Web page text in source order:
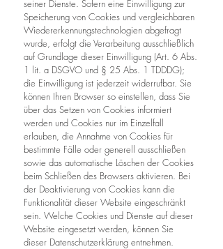
seiner Dienste. Sofern eine Einwilligung zur
Speicherung von Cookies und vergleichbaren
Wiedererkennungstechnologien abgefragt
wurde, erfolgt die Verarbeitung ausschließlich
auf Grundlage dieser Einwilligung (Art. 6 Abs.
1 lit. a DSGVO und § 25 Abs. 1 TDDDG);
die Einwilligung ist jederzeit widerrufbar. Sie
können Ihren Browser so einstellen, dass Sie
über das Setzen von Cookies informiert
werden und Cookies nur im Einzelfall
erlauben, die Annahme von Cookies für
bestimmte Fälle oder generell ausschließen
sowie das automatische Löschen der Cookies
beim Schließen des Browsers aktivieren. Bei
der Deaktivierung von Cookies kann die
Funktionalität dieser Website eingeschränkt
sein. Welche Cookies und Dienste auf dieser
Website eingesetzt werden, können Sie
dieser Datenschutzerklärung entnehmen.